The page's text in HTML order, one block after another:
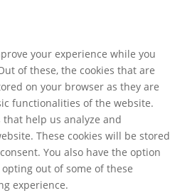
your experience while you
of these, the cookies that are
on your browser as they are
functionalities of the website.
help us analyze and
These cookies will be stored
You also have the option
out of some of these
experience.